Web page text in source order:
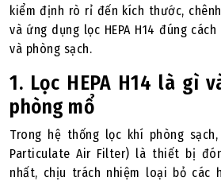
kiểm định rò rỉ đến kích thước,
và ứng dụng lọc HEPA H14 đúng
và phòng sạch.
1. Lọc HEPA H14 là gì
phòng mổ
Trong hệ thống lọc khí phòng sạch,
Particulate Air Filter) là thiết bị
nhất, chịu trách nhiệm loại bỏ các